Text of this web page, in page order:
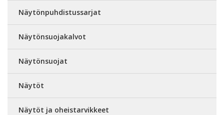
Näytönpuhdistussarjat
Näytönsuojakalvot
Näytönsuojat
Näytöt
Näytöt ja oheistarvikkeet